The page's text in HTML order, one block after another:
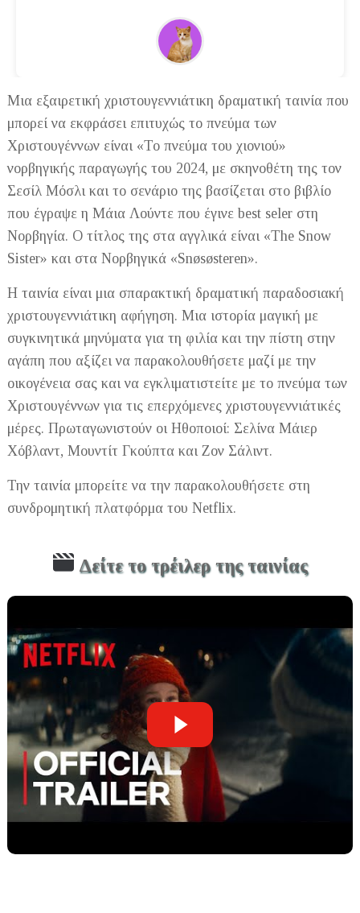
Μια εξαιρετική χριστουγεννιάτικη δραματική ταινία που
μπορεί να εκφράσει επιτυχώς το πνεύμα των
Χριστουγέννων είναι «To πνεύμα του χιονιού»
νορβηγικής παραγωγής του 2024, με σκηνοθέτη της τον
Σεσίλ Μόσλι και το σενάριο της βασίζεται στο βιβλίο
που έγραψε η Μάια Λούντε που έγινε best seler στη
Νορβηγία. Ο τίτλος της στα αγγλικά είναι «The Snow
Sister» και στα Νορβηγικά «Snøsøsteren».
Η ταινία είναι μια σπαρακτική δραματική παραδοσιακή
χριστουγεννιάτικη αφήγηση. Μια ιστορία μαγική με
συγκινητικά μηνύματα για τη φιλία και την πίστη στην
αγάπη που αξίζει να παρακολουθήσετε μαζί με την
οικογένεια σας και να εγκλιματιστείτε με το πνεύμα των
Χριστουγέννων για τις επερχόμενες χριστουγεννιάτικές
μέρες. Πρωταγωνιστούν οι Ηθοποιοί: Σελίνα Μάιερ
Χόβλαντ, Μουντίτ Γκούπτα και Ζον Σάλιντ.
Την ταινία μπορείτε να την παρακολουθήσετε στη
συνδρομητική πλατφόρμα του Netflix.
Δείτε το τρέιλερ της ταινίας